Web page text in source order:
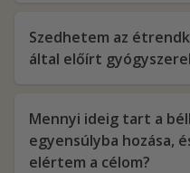
Szedhetem az
által előírt
Mennyi ideig tart a
egyensúlyba hozása,
elértem a célom?